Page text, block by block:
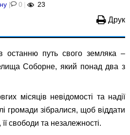
| 0 | 23
Друк
останню путь свого земляка –
Соборне, який понад два з
місяців невідомості та надії
громади зібралися, щоб віддати
свободи та незалежності.